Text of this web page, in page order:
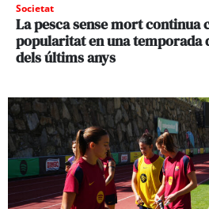
Societat
La pesca sense mort continua
popularitat en una temporada
dels últims anys